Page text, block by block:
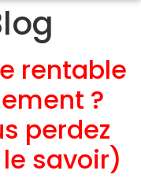
rentable
?
perdez
savoir)